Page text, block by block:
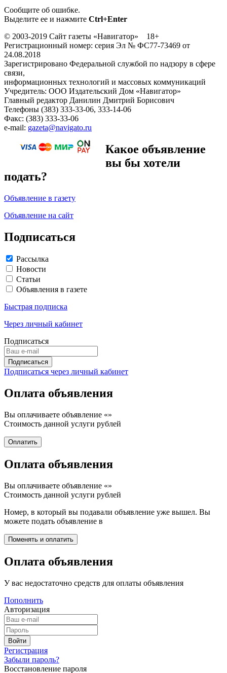
Сообщите об ошибке.
Выделите ее и нажмите Ctrl+Enter
© 2003-2019 Сайт газеты «Навигатор» 18+
Регистрационный номер: серия Эл № ФС77-73469 от
24.08.2018
Зарегистрировано Федеральной службой по надзору в сфере
связи,
информационных технологий и массовых коммуникаций
Учредитель: ООО Издательский Дом «Навигатор»
Главный редактор Данилин Дмитрий Борисович
Телефоны (383) 333-33-06, 333-14-06
Факс: (383) 333-33-06
e-mail: gazeta@navigato.ru
Какое объявление
вы бы хотели
подать?
Объявление в газету
Объявление на сайт
Подписаться
Рассылка
Новости
Статьи
Объявления в газете
Быстрая подписка
Через личный кабинет
Подписаться
Подписаться через личный кабинет
Оплата объявления
Вы оплачиваете объявление «»
Стоимость данной услуги рублей
Оплата объявления
Вы оплачиваете объявление «»
Стоимость данной услуги рублей
Номер, в который вы подавали объявление уже вышел. Вы
можете подать объявление в
Оплата объявления
У вас недостаточно средств для оплаты объявления
Пополнить
Авторизация
Регистрация
Забыли пароль?
Восстановление пароля